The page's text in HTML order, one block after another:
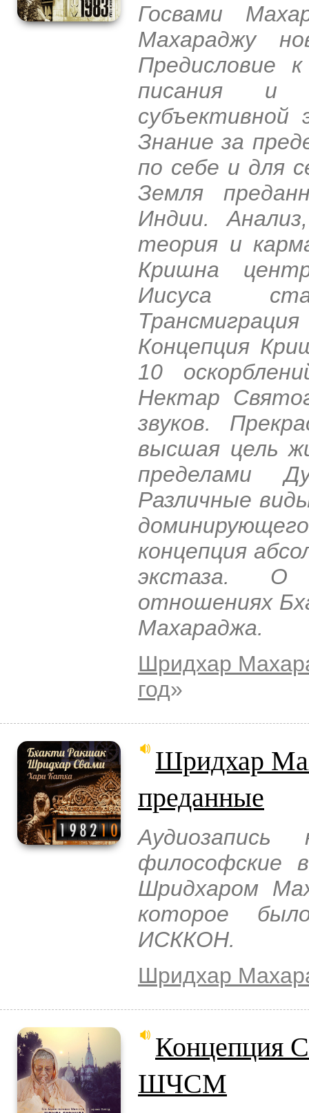
Госвами
Махараджу
Предисловие
писания и
субъективной
Знание за
по себе и для
Земля
Индии.
теория и
Кришна
Иисуса
Концепция
10
Нектар
звуков.
высшая цель
пределами
Различные
концепция
экстаза. О
отношениях
Махараджа.
Шридхар
год»
Шридхар
преданные
философские
Шридхаром
которое
ИСККОН.
Шридхар
Концепция
ШЧСМ